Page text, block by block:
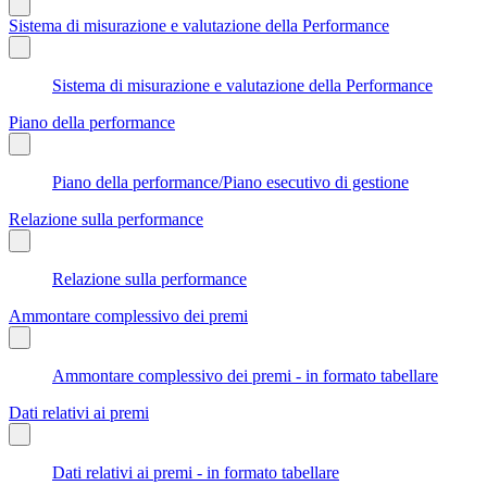
Sistema di misurazione e valutazione della Performance
Sistema di misurazione e valutazione della Performance
Piano della performance
Piano della performance/Piano esecutivo di gestione
Relazione sulla performance
Relazione sulla performance
Ammontare complessivo dei premi
Ammontare complessivo dei premi - in formato tabellare
Dati relativi ai premi
Dati relativi ai premi - in formato tabellare